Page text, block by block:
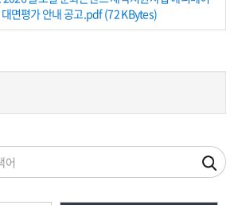
대면평가 안내 공고.pdf (72 KBytes)